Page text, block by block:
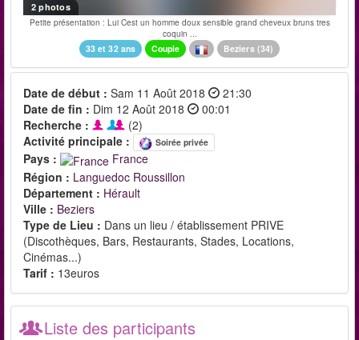
2 photos
Petite présentation : Lui Cest un homme doux sensible grand cheveux bruns tres
coquin ...
33 et 32 ans Couple Beziers(34)
Date de début : Sam 11 Août 2018
21:30
Date de fin : Dim 12 Août 2018
00:01
Recherche :
(2)
Activité principale :
Soirée privée
Pays :
France
Région : Languedoc Roussillon
Département : Hérault
Ville : Beziers
Type de Lieu : Dans un lieu / établissement PRIVE
(Discothèques, Bars, Restaurants, Stades, Locations,
Cinémas...)
Tarif : 13euros
Liste des participants